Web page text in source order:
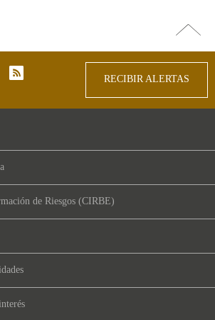
arriba
rss
RECIBIR ALERTAS
de Riesgos (CIRBE)